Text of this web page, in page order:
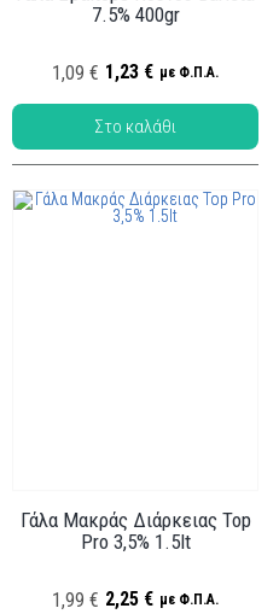
7.5% 400gr
1,09 € 1,23 € με Φ.Π.Α.
Κωδ.: ΓΑΛ-002
Γάλα Μακράς Διάρκειας Top
Pro 3,5% 1.5lt
1,99 € 2,25 € με Φ.Π.Α.